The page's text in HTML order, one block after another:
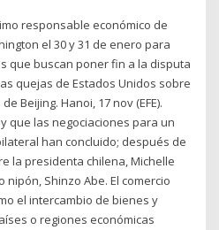
responsable económico de
el 30 y 31 de enero para
que buscan poner fin a la disputa
quejas de Estados Unidos sobre
Beijing. Hanoi, 17 nov (EFE).
que las negociaciones para un
han concluido; después de
la presidenta chilena, Michelle
Shinzo Abe. El comercio
el intercambio de bienes y
o regiones económicas